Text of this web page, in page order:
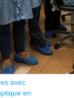
avec
en